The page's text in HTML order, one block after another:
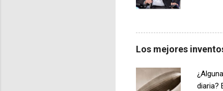
se
mejor
Los mejores
diaria?